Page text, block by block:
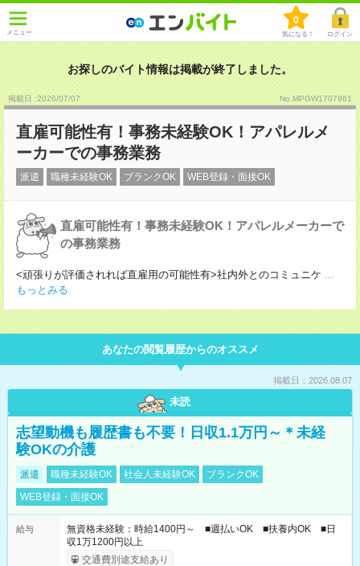
メニュー
0
気になる！ ログイン
お探しのバイト情報は掲載が終了しました。
掲載日 :2026/07/07 No.MPGW1707961
直雇可能性有！事務未経験OK！アパレルメ
ーカーでの事務業務
派遣 職種未経験OK ブランクOK WEB登録・面接OK
直雇可能性有！事務未経験OK！アパレルメーカーで
の事務業務
<頑張りが評価されれば直雇用の可能性有>社内外とのコミュニケ ...
もっとみる
あなたの閲覧履歴からのオススメ
掲載日：2026.08.07
未読
志望動機も履歴書も不要！日収1.1万円～＊未経
験OKの介護
派遣 職種未経験OK 社会人未経験OK
ブランクOK
WEB登録・面接OK
給与
無資格未経験：時給1400円～ ■週払いOK ■扶養内OK ■日
収1万1200円以上
交通費別途支給あり